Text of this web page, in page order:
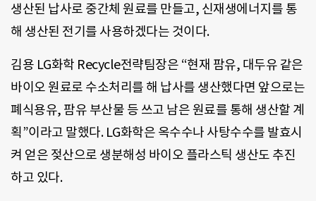
생산된 납사로 중간체 원료를 만들고, 신재생에너지를 통
해 생산된 전기를 사용하겠다는 것이다.
김용 LG화학 Recycle전략팀장은 “현재 팜유, 대두유 같은
바이오 원료로 수소처리를 해 납사를 생산했다면 앞으로는
폐식용유, 팜유 부산물 등 쓰고 남은 원료를 통해 생산할 계
획”이라고 말했다. LG화학은 옥수수나 사탕수수를 발효시
켜 얻은 젖산으로 생분해성 바이오 플라스틱 생산도 추진
하고 있다.